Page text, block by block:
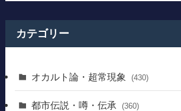
カテゴリー
オカルト論・超常現象 (430)
都市伝説・噂・伝承 (360)